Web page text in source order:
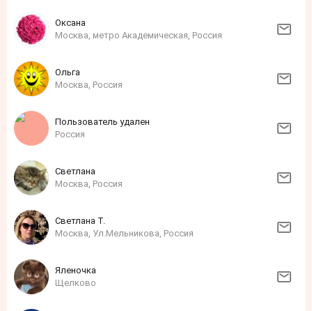
Оксана
Москва, метро Академическая, Россия
Ольга
Москва, Россия
Пользователь удален
Россия
Светлана
Москва, Россия
Светлана Т.
Москва, Ул.Мельникова, Россия
Яленочка
Щелково